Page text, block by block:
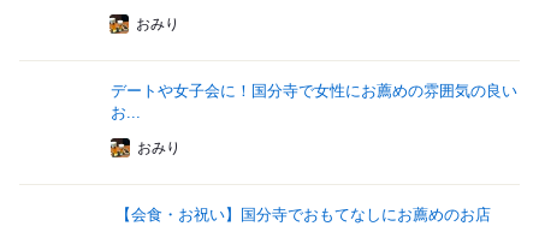
おみり
デートや女子会に！国分寺で女性にお薦めの雰囲気の良い
お...
おみり
【会食・お祝い】国分寺でおもてなしにお薦めのお店